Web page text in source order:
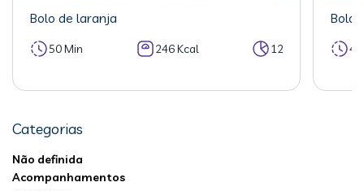
Bolo de laranja
50 Min 246 Kcal 12
Bolo
Categorias
Não definida
Acompanhamentos